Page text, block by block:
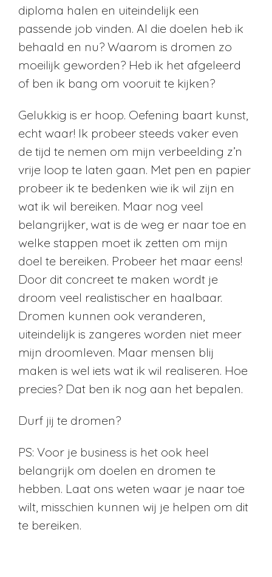
diploma halen en uiteindelijk een
passende job vinden. Al die doelen heb ik
behaald en nu? Waarom is dromen zo
moeilijk geworden? Heb ik het afgeleerd
of ben ik bang om vooruit te kijken?
Gelukkig is er hoop. Oefening baart kunst,
echt waar! Ik probeer steeds vaker even
de tijd te nemen om mijn verbeelding z’n
vrije loop te laten gaan. Met pen en papier
probeer ik te bedenken wie ik wil zijn en
wat ik wil bereiken. Maar nog veel
belangrijker, wat is de weg er naar toe en
welke stappen moet ik zetten om mijn
doel te bereiken. Probeer het maar eens!
Door dit concreet te maken wordt je
droom veel realistischer en haalbaar.
Dromen kunnen ook veranderen,
uiteindelijk is zangeres worden niet meer
mijn droomleven. Maar mensen blij
maken is wel iets wat ik wil realiseren. Hoe
precies? Dat ben ik nog aan het bepalen.
Durf jij te dromen?
PS: Voor je business is het ook heel
belangrijk om doelen en dromen te
hebben. Laat ons weten waar je naar toe
wilt, misschien kunnen wij je helpen om dit
te bereiken.